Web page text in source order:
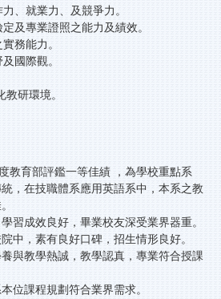
、就業力、及競爭力。
及專業證照之能力及績效。
務能力。
國際觀。
研環境。
教育部評鑑一等佳績 ，為學校重點系
，在技職體系應用英語系中，本系之教
習成效良好，畢業校友深受業界器重。
中，素有良好口碑，招生情形良好。
與教學熱誠，教學認真，專業符合授課
位課程規劃符合業界需求。